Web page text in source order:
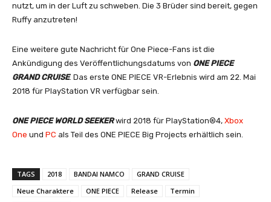
nutzt, um in der Luft zu schweben. Die 3 Brüder sind bereit, gegen
Ruffy anzutreten!
Eine weitere gute Nachricht für One Piece-Fans ist die
Ankündigung des Veröffentlichungsdatums von ONE PIECE
GRAND CRUISE. Das erste ONE PIECE VR-Erlebnis wird am 22. Mai
2018 für PlayStation VR verfügbar sein.
ONE PIECE WORLD SEEKERwird 2018 für PlayStation®4, Xbox
One und PC als Teil des ONE PIECE Big Projects erhältlich sein.
TAGS 2018 BANDAI NAMCO
GRAND CRUISE
Neue Charaktere
ONE PIECE Release
Termin